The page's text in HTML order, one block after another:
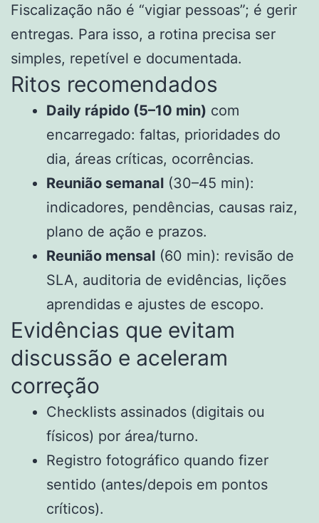
Fiscalização não é “vigiar pessoas”; é gerir
entregas. Para isso, a rotina precisa ser
simples, repetível e documentada.
Ritos recomendados
Daily rápido (5–10 min) com
encarregado: faltas, prioridades do
dia, áreas críticas, ocorrências.
Reunião semanal (30–45 min):
indicadores, pendências, causas raiz,
plano de ação e prazos.
Reunião mensal (60 min): revisão de
SLA, auditoria de evidências, lições
aprendidas e ajustes de escopo.
Evidências que evitam
discussão e aceleram
correção
Checklists assinados (digitais ou
físicos) por área/turno.
Registro fotográfico quando fizer
sentido (antes/depois em pontos
críticos).